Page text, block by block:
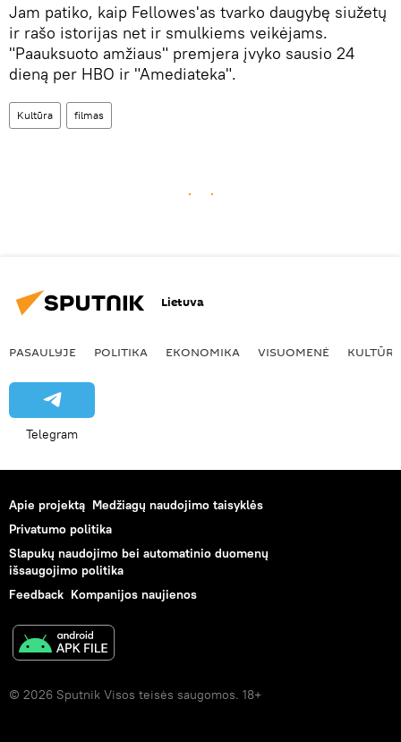
Jam patiko, kaip Fellowes'as tvarko daugybę siužetų
ir rašo istorijas net ir smulkiems veikėjams.
"Paauksuoto amžiaus" premjera įvyko sausio 24
dieną per HBO ir "Amediateka".
Kultūra filmas
Lietuva
PASAULYJE POLITIKA EKONOMIKA VISUOMENĖ KULTŪRA
Telegram
Apie projektą Medžiagų naudojimo taisyklės
Privatumo politika
Slapukų naudojimo bei automatinio duomenų
išsaugojimo politika
Feedback Kompanijos naujienos
© 2026 Sputnik Visos teisės saugomos. 18+